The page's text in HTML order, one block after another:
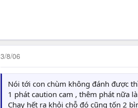
3/8/06
Nói tới con chùm không đánh được
1 phát caution cam , thêm phát nữa
Chạy hết ra khỏi chỗ đó cũng tốn 2